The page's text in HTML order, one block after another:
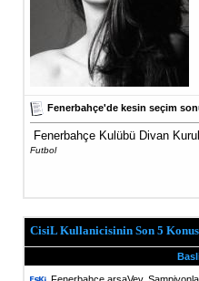
Fenerbahçe'de kesin seçim
Fenerbahçe Kulübü Divan
Futbol
CisiL Kullanicisinin Son 5